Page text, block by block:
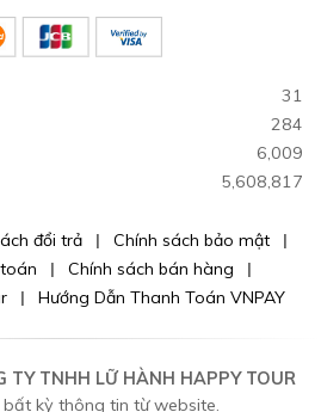
31
284
6,009
5,608,817
đổi trả
Chính sách bảo mật
Chính sách bán hàng
Hướng Dẫn Thanh Toán VNPAY
TY TNHH LỮ HÀNH HAPPY TOUR
bất kỳ thông tin từ website.